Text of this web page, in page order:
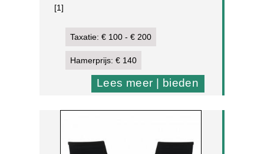
[1]
Taxatie: € 100 - € 200
Hamerprijs: € 140
Lees meer | bieden